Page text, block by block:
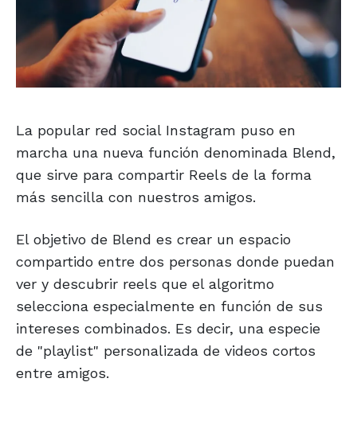
La popular red social Instagram puso en
marcha una nueva función denominada Blend,
que sirve para compartir Reels de la forma
más sencilla con nuestros amigos.
El objetivo de Blend es crear un espacio
compartido entre dos personas donde puedan
ver y descubrir reels que el algoritmo
selecciona especialmente en función de sus
intereses combinados. Es decir, una especie
de "playlist" personalizada de videos cortos
entre amigos.